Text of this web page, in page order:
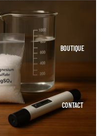
BOUTIQUE
CONTACT